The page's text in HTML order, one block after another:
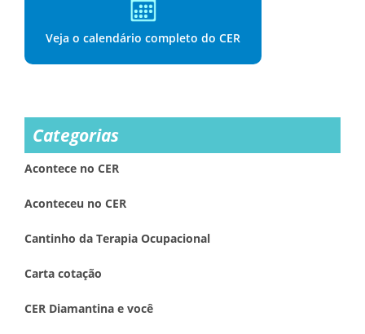
Veja o calendário completo do CER
Categorias
Acontece no CER
Aconteceu no CER
Cantinho da Terapia Ocupacional
Carta cotação
CER Diamantina e você